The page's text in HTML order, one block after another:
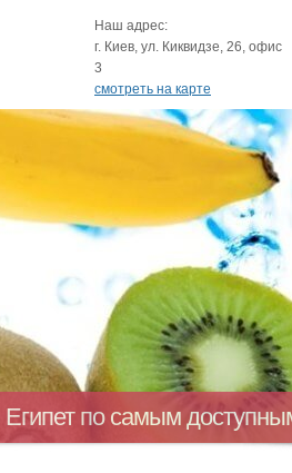
Наш адрес:
г. Киев, ул. Киквидзе, 26, офис
3
смотреть на карте
Египет по самым